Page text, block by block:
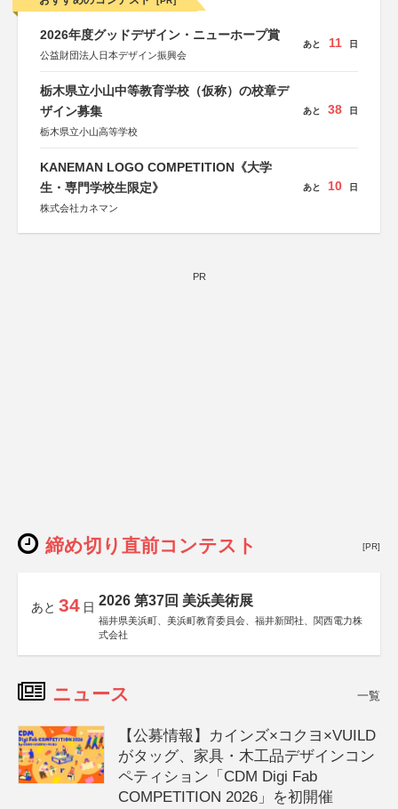
2026年度グッドデザイン・ニューホープ賞
公益財団法人日本デザイン振興会
あと 11 日
栃木県立小山中等教育学校（仮称）の校章デ
ザイン募集
栃木県立小山高等学校
あと 38 日
KANEMAN LOGO COMPETITION《大学
生・専門学校生限定》
株式会社カネマン
あと 10 日
PR
締め切り直前コンテスト [PR]
あと 34 日 2026 第37回 美浜美術展
福井県美浜町、美浜町教育委員会、福井新聞社、関西電力株
式会社
ニュース 一覧
【公募情報】カインズ×コクヨ×VUILD
がタッグ、家具・木工品デザインコン
ペティション「CDM Digi Fab
COMPETITION 2026」を初開催